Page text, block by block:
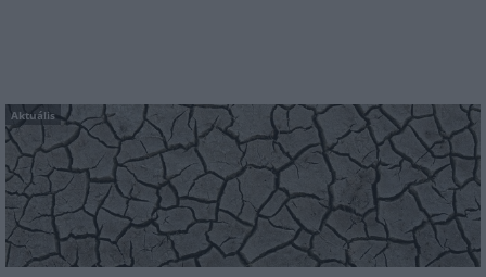
Aktuális